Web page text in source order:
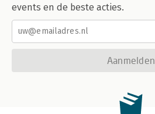
events en de beste acties.
Aanmelden